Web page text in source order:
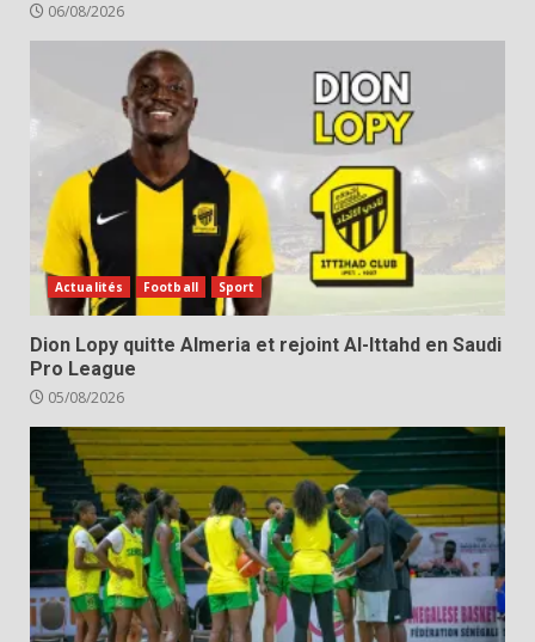
06/08/2026
Actualités Football Sport
Dion Lopy quitte Almeria et rejoint Al-Ittahd en Saudi
Pro League
05/08/2026